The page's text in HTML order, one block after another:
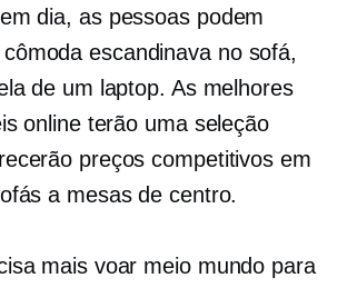
dia, as pessoas podem
escandinava no sofá,
de um laptop. As melhores
online terão uma seleção
preços competitivos em
a mesas de centro.
mais voar meio mundo para